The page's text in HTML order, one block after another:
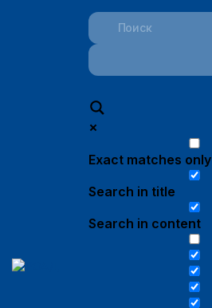
Exact matches only
Search in title
Search in content